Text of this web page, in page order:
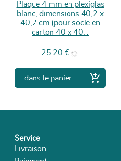
Plaque 4 mm en plexiglas
blanc, dimensions 40,2 x
40,2 cm (pour socle en
carton 40 x 40...
Prix
25,20 €
dans le panier 
Service
Livraison